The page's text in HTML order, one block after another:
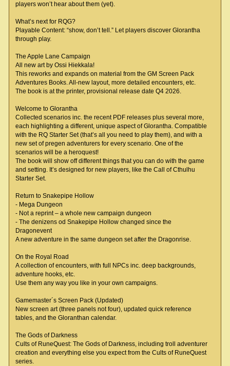
players won’t hear about them (yet).
What’s next for RQG?
Playable Content: “show, don’t tell.” Let players discover Glorantha
through play.
The Apple Lane Campaign
All new art by Ossi Hiekkala!
This reworks and expands on material from the GM Screen Pack
Adventures Books. All-new layout, more detailed encounters, etc.
The book is at the printer, provisional release date Q4 2026.
Welcome to Glorantha
Collected scenarios inc. the recent PDF releases plus several more,
each highlighting a different, unique aspect of Glorantha. Compatible
with the RQ Starter Set (that’s all you need to play them), and with a
new set of pregen adventurers for every scenario. One of the
scenarios will be a heroquest!
The book will show off different things that you can do with the game
and setting. It’s designed for new players, like the Call of Cthulhu
Starter Set.
Return to Snakepipe Hollow
- Mega Dungeon
- Not a reprint – a whole new campaign dungeon
- The denizens od Snakepipe Hollow changed since the
Dragonevent
A new adventure in the same dungeon set after the Dragonrise.
On the Royal Road
A collection of encounters, with full NPCs inc. deep backgrounds,
adventure hooks, etc.
Use them any way you like in your own campaigns.
Gamemaster´s Screen Pack (Updated)
New screen art (three panels not four), updated quick reference
tables, and the Gloranthan calendar.
The Gods of Darkness
Cults of RuneQuest: The Gods of Darkness, including troll adventurer
creation and everything else you expect from the Cults of RuneQuest
series.